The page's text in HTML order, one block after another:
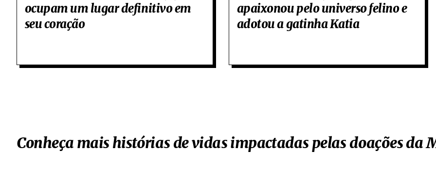
ocupam um lugar definitivo em
seu coração
apaixonou pelo universo felino e
adotou a gatinha Katia
Conheça mais histórias de vidas impactadas pelas doações da